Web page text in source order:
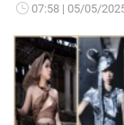
07:58 05/05/